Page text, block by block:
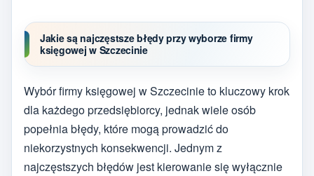
Jakie są najczęstsze błędy przy wyborze firmy
księgowej w Szczecinie
Wybór firmy księgowej w Szczecinie to kluczowy krok
dla każdego przedsiębiorcy, jednak wiele osób
popełnia błędy, które mogą prowadzić do
niekorzystnych konsekwencji. Jednym z
najczęstszych błędów jest kierowanie się wyłącznie